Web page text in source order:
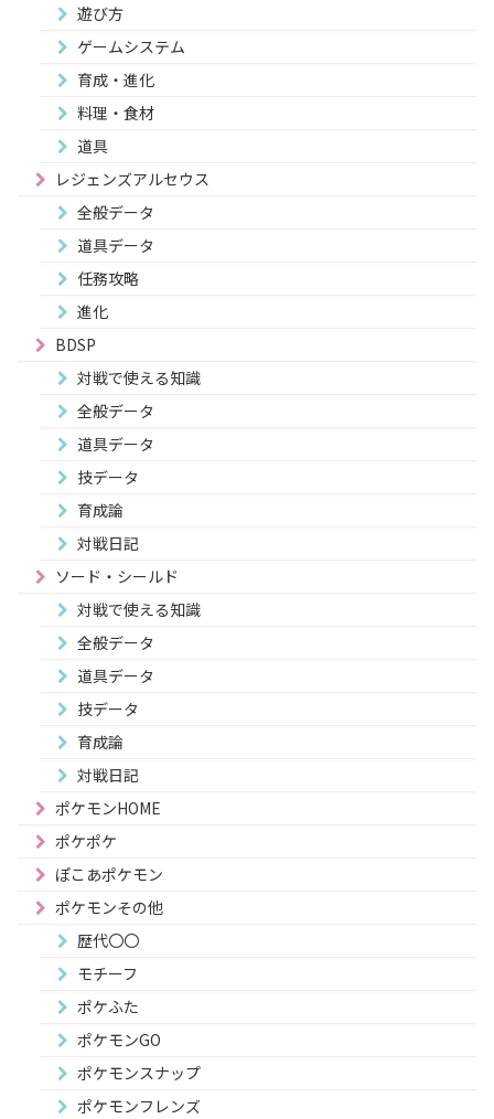
遊び方
ゲームシステム
育成・進化
料理・食材
道具
レジェンズアルセウス
全般データ
道具データ
任務攻略
進化
BDSP
対戦で使える知識
全般データ
道具データ
技データ
育成論
対戦日記
ソード・シールド
対戦で使える知識
全般データ
道具データ
技データ
育成論
対戦日記
ポケモンHOME
ポケポケ
ぽこあポケモン
ポケモンその他
歴代〇〇
モチーフ
ポケふた
ポケモンGO
ポケモンスナップ
ポケモンフレンズ